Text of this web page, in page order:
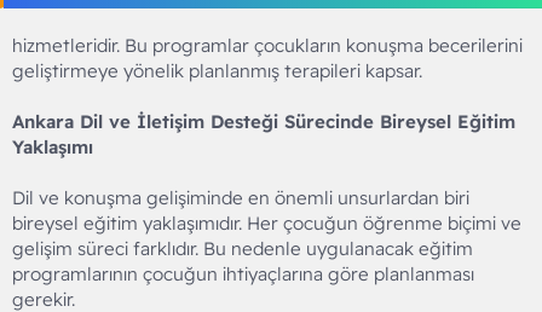
hizmetleridir. Bu programlar çocukların konuşma becerilerini
geliştirmeye yönelik planlanmış terapileri kapsar.
Ankara Dil ve İletişim Desteği Sürecinde Bireysel Eğitim
Yaklaşımı
Dil ve konuşma gelişiminde en önemli unsurlardan biri
bireysel eğitim yaklaşımıdır. Her çocuğun öğrenme biçimi ve
gelişim süreci farklıdır. Bu nedenle uygulanacak eğitim
programlarının çocuğun ihtiyaçlarına göre planlanması
gerekir.